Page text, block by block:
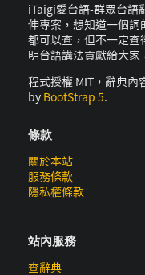
iTaigi愛台語-群眾台語
伸專案，想知道一個
都可以查，但不一定
明台語講法貢獻給大家
程式授權 MIT，辭典內
by BootStrap 5.
條款
關於本站
服務條款
隱私權條款
站內服務
查辭典